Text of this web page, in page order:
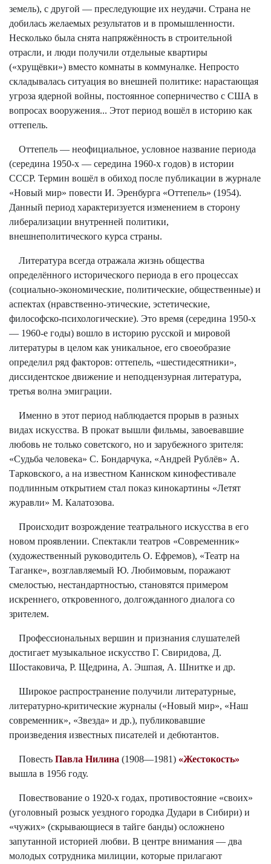
земель), с другой — преследующие их неудачи. Страна не
добилась желаемых результатов и в промышленности.
Несколько была снята напряжённость в строительной
отрасли, и люди получили отдельные квартиры
(«хрущёвки») вместо комнаты в коммуналке. Непросто
складывалась ситуация во внешней политике: нарастающая
угроза ядерной войны, постоянное соперничество с США в
вопросах вооружения... Этот период вошёл в историю как
оттепель.
Оттепель — неофициальное, условное название периода
(середина 1950-х — середина 1960-х годов) в истории
СССР. Термин вошёл в обиход после публикации в журнале
«Новый мир» повести И. Эренбурга «Оттепель» (1954).
Данный период характеризуется изменением в сторону
либерализации внутренней политики,
внешнеполитического курса страны.
Литература всегда отражала жизнь общества
определённого исторического периода в его процессах
(социально-экономические, политические, общественные) и
аспектах (нравственно-этические, эстетические,
философско-психологические). Это время (середина 1950-х
— 1960-е годы) вошло в историю русской и мировой
литературы в целом как уникальное, его своеобразие
определил ряд факторов: оттепель, «шестидесятники»,
диссидентское движение и неподцензурная литература,
третья волна эмиграции.
Именно в этот период наблюдается прорыв в разных
видах искусства. В прокат вышли фильмы, завоевавшие
любовь не только советского, но и зарубежного зрителя:
«Судьба человека» С. Бондарчука, «Андрей Рублёв» А.
Тарковского, а на известном Каннском кинофестивале
подлинным открытием стал показ кинокартины «Летят
журавли» М. Калатозова.
Происходит возрождение театрального искусства в его
новом проявлении. Спектакли театров «Современник»
(художественный руководитель О. Ефремов), «Театр на
Таганке», возглавляемый Ю. Любимовым, поражают
смелостью, нестандартностью, становятся примером
искреннего, откровенного, долгожданного диалога со
зрителем.
Профессиональных вершин и признания слушателей
достигает музыкальное искусство Г. Свиридова, Д.
Шостаковича, Р. Щедрина, А. Эшпая, А. Шнитке и др.
Широкое распространение получили литературные,
литературно-критические журналы («Новый мир», «Наш
современник», «Звезда» и др.), публиковавшие
произведения известных писателей и дебютантов.
Повесть Павла Нилина (1908—1981) «Жестокость»
вышла в 1956 году.
Повествование о 1920-х годах, противостояние «своих»
(уголовный розыск уездного городка Дудари в Сибири) и
«чужих» (скрывающиеся в тайге банды) осложнено
запутанной историей любви. В центре внимания — два
молодых сотрудника милиции, которые прилагают